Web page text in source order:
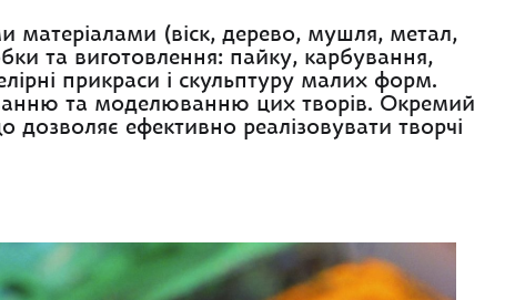
матеріалами (віск, дерево, мушля, метал,
та виготовлення: пайку, карбування,
прикраси і скульптуру малих форм.
та моделюванню цих творів. Окремий
ефективно реалізовувати творчі